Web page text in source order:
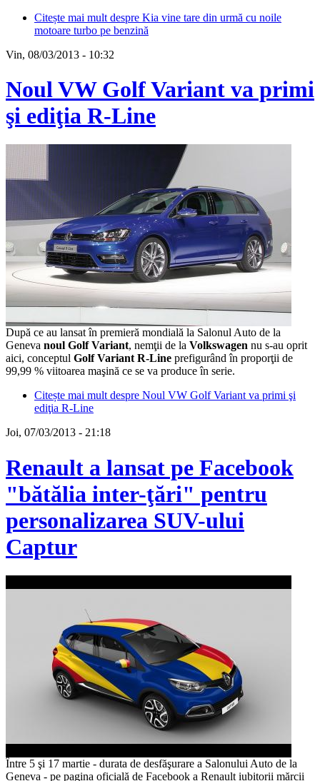
Citește mai mult despre Kia vine tare din urmă cu noile
motoare turbo pe benzină
Vin, 08/03/2013 - 10:32
Noul VW Golf Variant va primi
şi ediţia R-Line
După ce au lansat în premieră mondială la Salonul Auto de la
Geneva noul Golf Variant, nemţii de la Volkswagen nu s-au oprit
aici, conceptul Golf Variant R-Line prefigurând în proporţii de
99,99 % viitoarea maşină ce se va produce în serie.
Citește mai mult despre Noul VW Golf Variant va primi şi
ediţia R-Line
Joi, 07/03/2013 - 21:18
Renault a lansat pe Facebook
"bătălia inter-ţări" pentru
personalizarea SUV-ului
Captur
Între 5 şi 17 martie - durata de desfăşurare a Salonului Auto de la
Geneva - pe pagina oficială de Facebook a Renault iubitorii mărcii